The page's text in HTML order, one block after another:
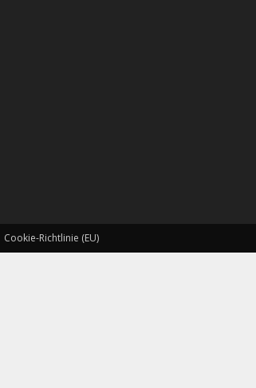
Cookie-Richtlinie (EU)